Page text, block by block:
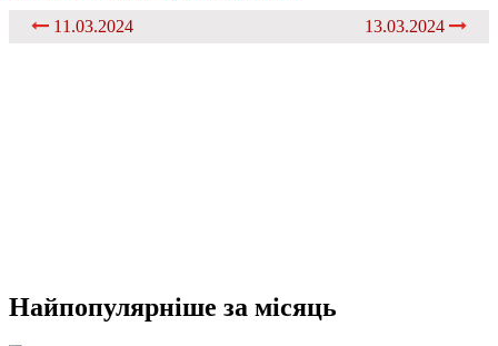
11.03.2024
13.03.2024
Найпопулярніше за місяць